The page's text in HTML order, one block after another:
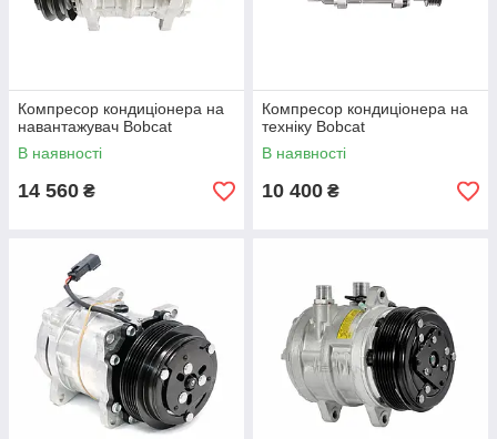
Компресор кондиціонера на
навантажувач Bobcat
В наявності
14 560 ₴
Компресор кондиціонера на
техніку Bobcat
В наявності
10 400 ₴